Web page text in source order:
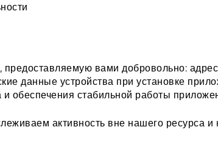
вами добровольно:
данные устройства при установке
и обеспечения стабильной работы
активность вне нашего ресурса и